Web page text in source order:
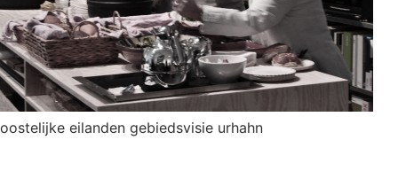
oostelijke eilanden gebiedsvisie urhahn